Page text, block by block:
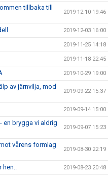
tillbaka till
2019-12-10 19:46
2019-12-03 16:00
2019-11-25 14:18
2019-11-18 22:45
2019-10-29 19:00
av järnvilja, mod
2019-09-22 15:37
2019-09-14 15:00
en brygga vi aldrig
2019-09-07 15:23
vårens formlag
2019-08-30 22:19
2019-08-23 20:48